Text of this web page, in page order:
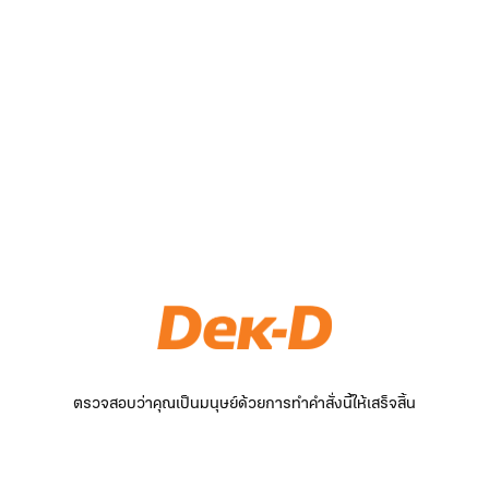
ตรวจสอบว่าคุณเป็นมนุษย์ด้วยการทำคำสั่งนี้ให้เสร็จสิ้น